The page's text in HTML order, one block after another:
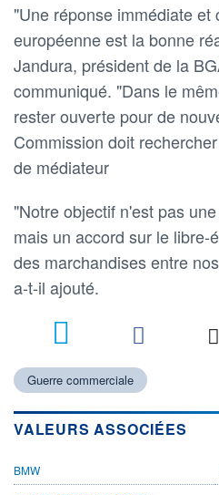
"Une réponse immédiate
européenne est la bonne
Jandura, président de la
communiqué. "Dans le
rester ouverte pour de
Commission doit
de médiateur
"Notre objectif n'est pas
mais un accord sur le libre-
des marchandises entre
a-t-il ajouté.
Guerre commerciale
VALEURS ASSOCIÉES
BMW